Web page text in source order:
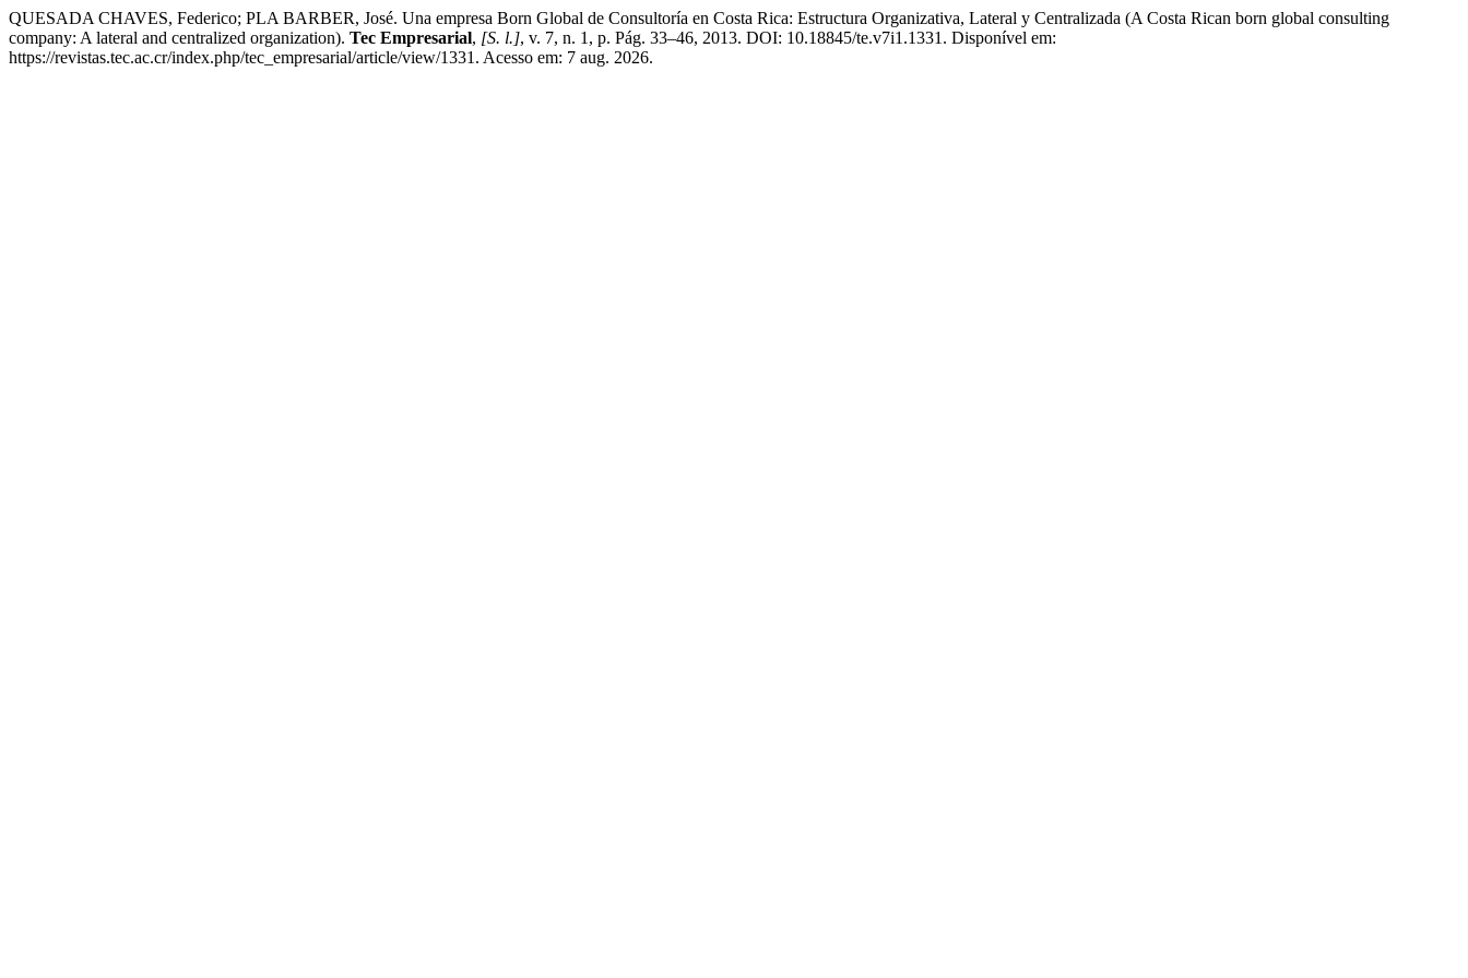
QUESADA CHAVES, Federico; PLA BARBER, José. Una empresa Born Global de Consultoría en Costa Rica: Estructura Organizativa, Lateral y Centralizada (A Costa Rican born global consulting
company: A lateral and centralized organization). Tec Empresarial, [S. l.], v. 7, n. 1, p. Pág. 33–46, 2013. DOI: 10.18845/te.v7i1.1331. Disponível em:
https://revistas.tec.ac.cr/index.php/tec_empresarial/article/view/1331. Acesso em: 7 aug. 2026.